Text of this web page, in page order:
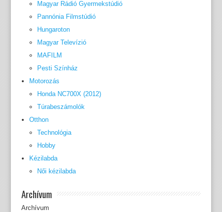
Magyar Rádió Gyermekstúdió
Pannónia Filmstúdió
Hungaroton
Magyar Televízió
MAFILM
Pesti Színház
Motorozás
Honda NC700X (2012)
Túrabeszámolók
Otthon
Technológia
Hobby
Kézilabda
Női kézilabda
Archívum
Archívum